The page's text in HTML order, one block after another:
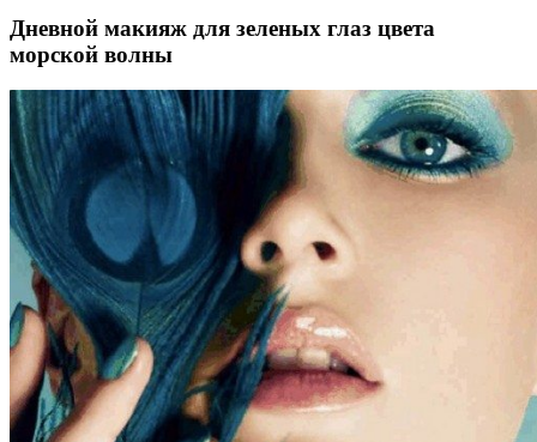
Дневной макияж для зеленых глаз цвета
морской волны